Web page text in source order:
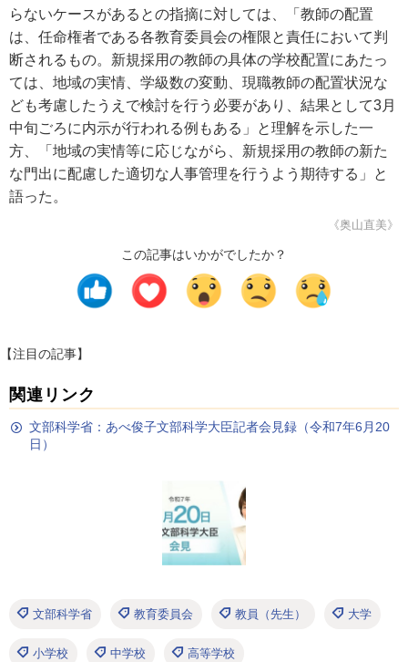
らないケースがあるとの指摘に対しては、「教師の配置
は、任命権者である各教育委員会の権限と責任において判
断されるもの。新規採用の教師の具体の学校配置にあたっ
ては、地域の実情、学級数の変動、現職教師の配置状況な
ども考慮したうえで検討を行う必要があり、結果として3月
中旬ごろに内示が行われる例もある」と理解を示した一
方、「地域の実情等に応じながら、新規採用の教師の新た
な門出に配慮した適切な人事管理を行うよう期待する」と
語った。
《奥山直美》
この記事はいかがでしたか？
【注目の記事】
関連リンク
文部科学省：あべ俊子文部科学大臣記者会見録（令和7年6月20
日）
文部科学省 教育委員会 教員（先生） 大学
小学校 中学校 高等学校